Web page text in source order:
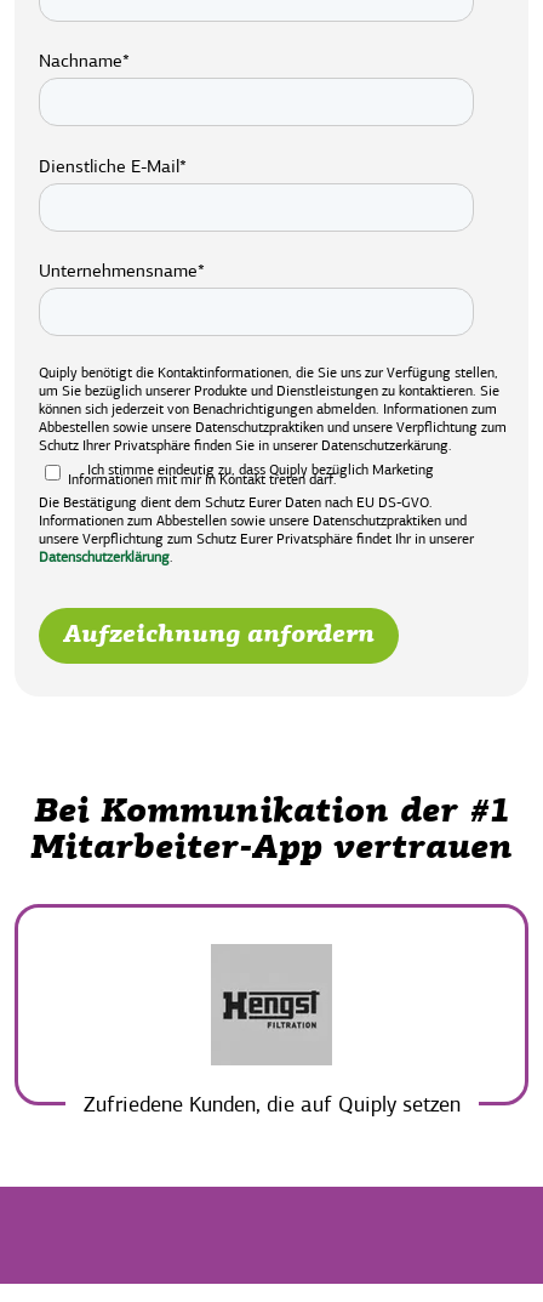
Nachname*
Dienstliche E-Mail*
Unternehmensname*
Quiply benötigt die Kontaktinformationen, die Sie uns zur Verfügung stellen,
um Sie bezüglich unserer Produkte und Dienstleistungen zu kontaktieren. Sie
können sich jederzeit von Benachrichtigungen abmelden. Informationen zum
Abbestellen sowie unsere Datenschutzpraktiken und unsere Verpflichtung zum
Schutz Ihrer Privatsphäre finden Sie in unserer Datenschutzerkärung.
Ich stimme eindeutig zu, dass Quiply bezüglich Marketing
Informationen mit mir in Kontakt treten darf.
Die Bestätigung dient dem Schutz Eurer Daten nach EU DS-GVO.
Informationen zum Abbestellen sowie unsere Datenschutzpraktiken und
unsere Verpflichtung zum Schutz Eurer Privatsphäre findet Ihr in unserer
Datenschutzerklärung.
Bei Kommunikation der #1
Mitarbeiter-App vertrauen
Zufriedene Kunden, die auf Quiply setzen